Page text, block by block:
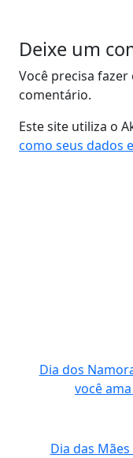
Dia dos
você
Dia das
Deixe um
Você precisa fazer
comentário.
Este site utiliza o
como seus dados